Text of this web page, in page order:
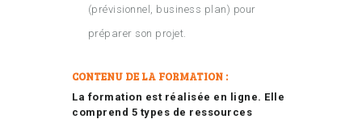
(prévisionnel, business plan) pour
préparer son projet.
CONTENU DE LA FORMATION :
La formation est réalisée en ligne. Elle
comprend 5 types de ressources